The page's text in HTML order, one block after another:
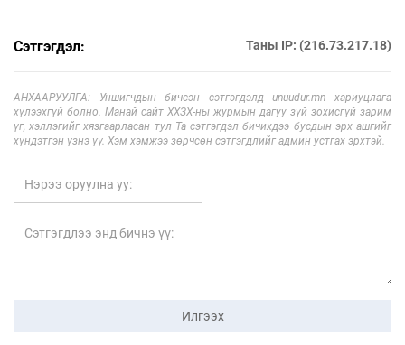
Сэтгэгдэл: Таны IP: (216.73.217.18)
АНХААРУУЛГА: Уншигчдын бичсэн сэтгэгдэлд unuudur.mn хариуцлага
хүлээхгүй болно. Манай сайт ХХЗХ-ны журмын дагуу зүй зохисгүй зарим
үг, хэллэгийг хязгаарласан тул Та сэтгэгдэл бичихдээ бусдын эрх ашгийг
хүндэтгэн үзнэ үү. Хэм хэмжээ зөрчсөн сэтгэгдлийг админ устгах эрхтэй.
Илгээх